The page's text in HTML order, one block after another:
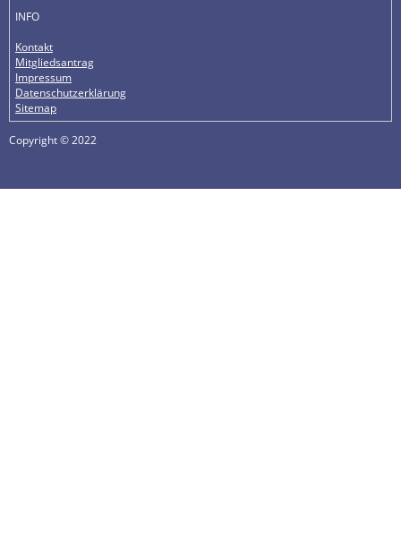
INFO
Kontakt
Mitgliedsantrag
Impressum
Datenschutzerklärung
Sitemap
Copyright © 2022